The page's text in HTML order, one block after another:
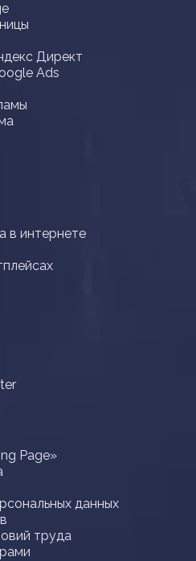
Директ
Ads
в интернете
Page»
данных
труда